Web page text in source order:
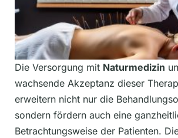
Die Versorgung mit Naturmedizin
wachsende Akzeptanz dieser
erweitern nicht nur die
sondern fördern auch eine
Betrachtungsweise der Patienten.